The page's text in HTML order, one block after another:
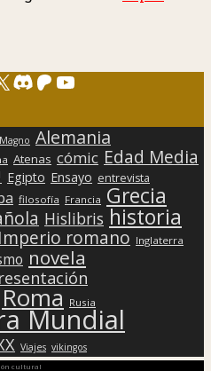
Discord
Patreon
YouTube
Alemania
Atenas cómic Edad Media
Egipto Ensayo entrevista
filosofía Francia Grecia
Hislibris historia
Imperio romano Inglaterra
novela
Roma Rusia
Mundial
Viajes vikingos
cultural